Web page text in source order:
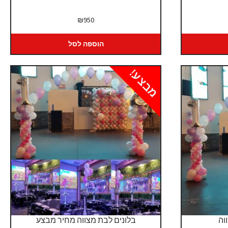
₪950
הוספה לסל
בלונים לבת מצווה מחיר מבצע
מבצע!